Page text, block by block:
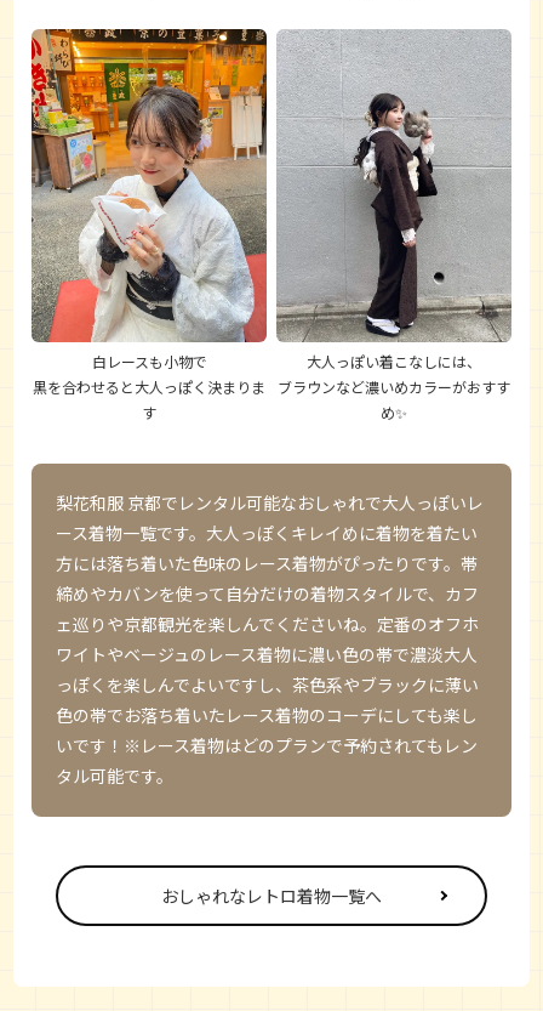
白レースも小物で
黒を合わせると大人っぽく決まりま
す
大人っぽい着こなしには、
ブラウンなど濃いめカラーがおすす
め✨
梨花和服 京都でレンタル可能なおしゃれで大人っぽいレ
ース着物一覧です。大人っぽくキレイめに着物を着たい
方には落ち着いた色味のレース着物がぴったりです。帯
締めやカバンを使って自分だけの着物スタイルで、カフ
ェ巡りや京都観光を楽しんでくださいね。定番のオフホ
ワイトやベージュのレース着物に濃い色の帯で濃淡大人
っぽくを楽しんでよいですし、茶色系やブラックに薄い
色の帯でお落ち着いたレース着物のコーデにしても楽し
いです！※レース着物はどのプランで予約されてもレン
タル可能です。
おしゃれなレトロ着物一覧へ